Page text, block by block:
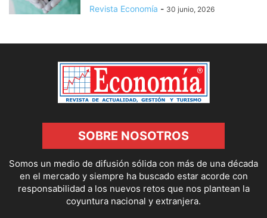
Revista Economía - 30 junio, 2026
SOBRE NOSOTROS
Somos un medio de difusión sólida con más de una década
en el mercado y siempre ha buscado estar acorde con
responsabilidad a los nuevos retos que nos plantean la
coyuntura nacional y extranjera.